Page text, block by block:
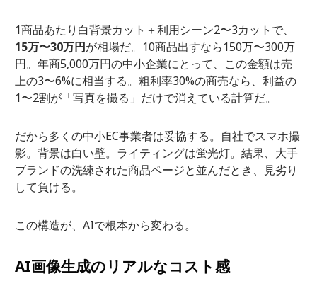
1商品あたり白背景カット＋利用シーン2〜3カットで、
15万〜30万円が相場だ。10商品出すなら150万〜300万
円。年商5,000万円の中小企業にとって、この金額は売
上の3〜6%に相当する。粗利率30%の商売なら、利益の
1〜2割が「写真を撮る」だけで消えている計算だ。
だから多くの中小EC事業者は妥協する。自社でスマホ撮
影。背景は白い壁。ライティングは蛍光灯。結果、大手
ブランドの洗練された商品ページと並んだとき、見劣り
して負ける。
この構造が、AIで根本から変わる。
AI画像生成のリアルなコスト感